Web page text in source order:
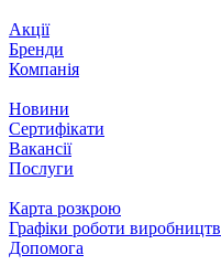
Акції
Бренди
Компанія
Новини
Сертифікати
Вакансії
Послуги
Карта розкрою
Графіки роботи виробництв
Допомога